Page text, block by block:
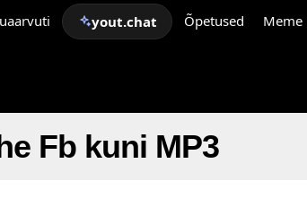
yout.chat Õpetused Meme
Fb kuni MP3